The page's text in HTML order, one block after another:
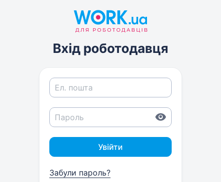
Вхід роботодавця
Увійти
Забули пароль?